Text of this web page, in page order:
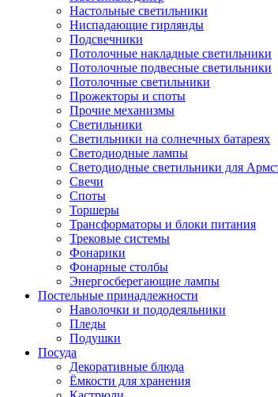
Настольные светильники
Ниспадающие гирлянды
Подсвечники
Потолочные накладные светильники
Потолочные подвесные светильники
Потолочные светильники
Прожекторы и споты
Прочие механизмы
Светильники
Светильники на солнечных батареях
Светодиодные лампы
Светодиодные светильники для
Свечи
Споты
Торшеры
Трансформаторы и блоки питания
Трековые системы
Фонарики
Фонарные столбы
Энергосберегающие лампы
Постельные принадлежности
Наволочки и пододеяльники
Пледы
Подушки
Посуда
Декоративные блюда
Ёмкости для хранения